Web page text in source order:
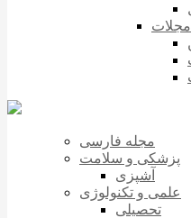
مجلات
مجله فارسی
پزشکی و سلامت
آشپزی
علمی و تکنولوژی
تحصیلی